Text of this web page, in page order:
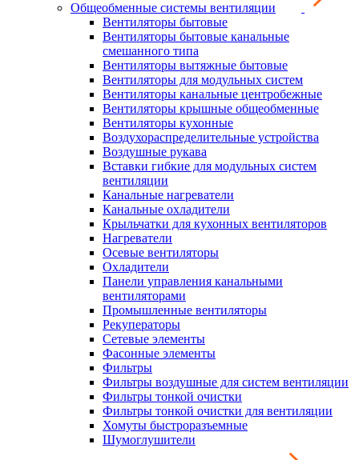
Общеобменные системы вентиляции
Вентиляторы бытовые
Вентиляторы бытовые канальные
смешанного типа
Вентиляторы вытяжные бытовые
Вентиляторы для модульных систем
Вентиляторы канальные центробежные
Вентиляторы крышные общеобменные
Вентиляторы кухонные
Воздухораспределительные устройства
Воздушные рукава
Вставки гибкие для модульных систем
вентиляции
Канальные нагреватели
Канальные охладители
Крыльчатки для кухонных вентиляторов
Нагреватели
Осевые вентиляторы
Охладители
Панели управления канальными
вентиляторами
Промышленные вентиляторы
Рекуператоры
Сетевые элементы
Фасонные элементы
Фильтры
Фильтры воздушные для систем вентиляции
Фильтры тонкой очистки
Фильтры тонкой очистки для вентиляции
Хомуты быстроразъемные
Шумоглушители